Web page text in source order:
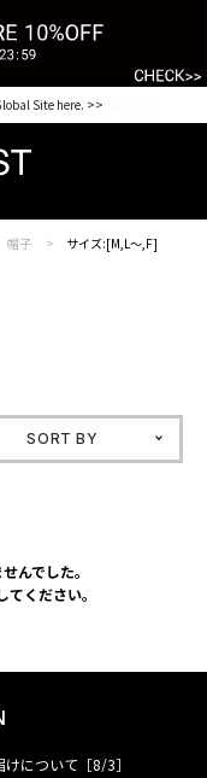
Site here. >>
Campaign CHECK IT>>
帽子 サイズ:[M,L～,F]
SORT BY
んでした。
ください。
について［8/3］